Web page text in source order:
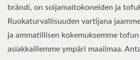
brändi, on soijamaitokoneiden ja
Ruokaturvallisuuden vartijana
ja ammatillisen kokemuksemme
asiakkaillemme ympäri maailmaa.